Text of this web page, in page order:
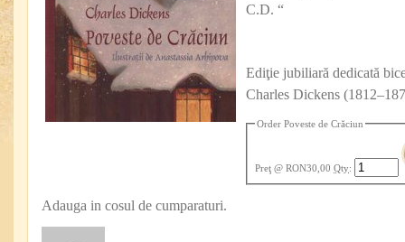
C.D. “
Ediţie jubiliară dedicată
Charles Dickens
Order Poveste de Crăciun
Preţ @ RON30,00 Qty:
Adauga in cosul de cumparaturi.